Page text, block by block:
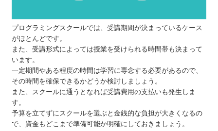
プログラミングスクールでは、受講期間が決まっているケース
がほとんどです。
また、受講形式によっては授業を受けられる時間帯も決まって
います。
一定期間やある程度の時間は学習に専念する必要があるので、
その時間を確保できるかどうか検討しましょう。
また、スクールに通うとなれば受講費用の支払いも発生しま
す。
予算を立てずにスクールを選ぶと金銭的な負担が大きくなるの
で、資金もどこまで準備可能か明確にしておきましょう。